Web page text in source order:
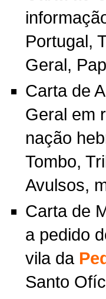
Portugal,
Geral,
Carta de
Geral em
nação
Tombo,
Avulsos,
Carta de
a pedido
vila da
Santo